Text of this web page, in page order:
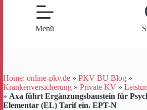
Menü
Home: online-pkv.de » PKV BU Blog »
Krankenversicherung » Private KV »
» Axa führt Ergänzungsbaustein für
Elementar (EL) Tarif ein. EPT-N